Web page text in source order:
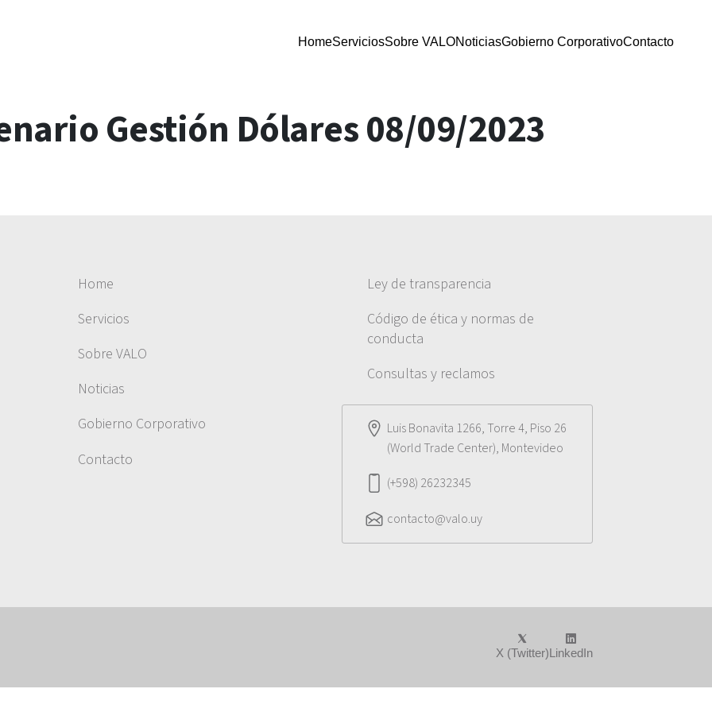
HomeServiciosSobre VALONoticiasGobierno CorporativoContacto
Gestión Dólares 08/09/2023
Home
Servicios
Sobre VALO
Noticias
Gobierno Corporativo
Contacto
Ley de transparencia
Código de ética y normas de
conducta
Consultas y reclamos
Luis Bonavita 1266, Torre 4, Piso 26
(World Trade Center), Montevideo
(+598) 26232345
contacto@valo.uy
X (Twitter)LinkedIn